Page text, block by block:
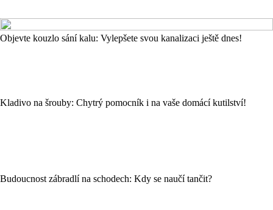
Objevte kouzlo sání kalu: Vylepšete svou kanalizaci ještě dnes!
Kladivo na šrouby: Chytrý pomocník i na vaše domácí kutilství!
Budoucnost zábradlí na schodech: Kdy se naučí tančit?